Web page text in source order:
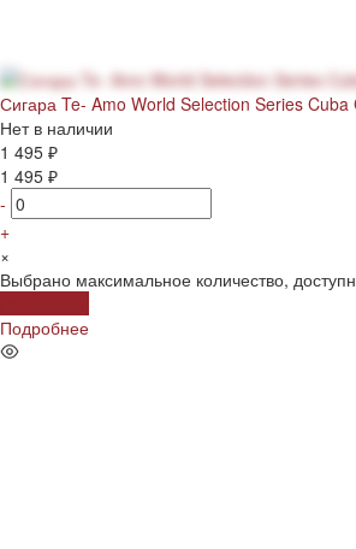
Сигара Te- Amo World Selection Series Cuba
Нет в наличии
1 495 ₽
1 495 ₽
-
+
×
Выбрано максимальное количество,
Подробнее